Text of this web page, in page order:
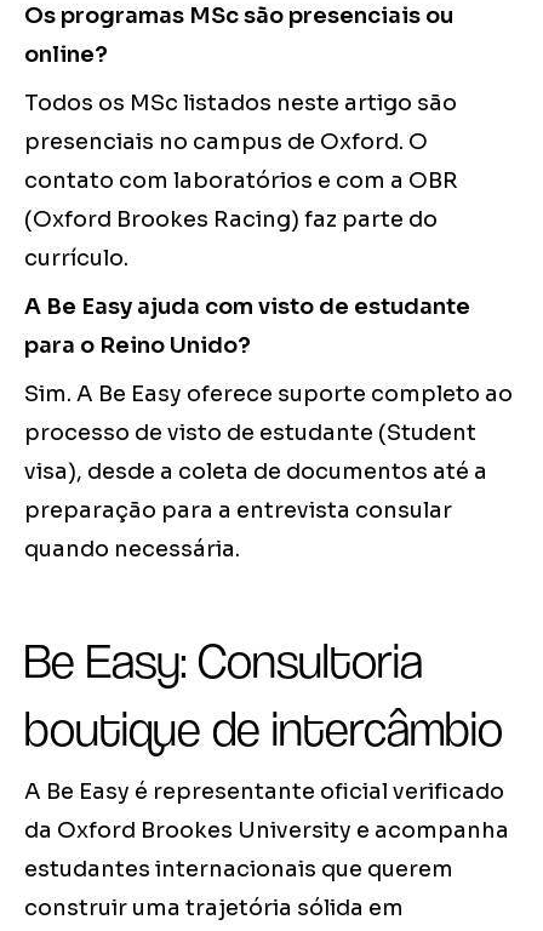
Os programas MSc são presenciais ou
online?
Todos os MSc listados neste artigo são
presenciais no campus de Oxford. O
contato com laboratórios e com a OBR
(Oxford Brookes Racing) faz parte do
currículo.
A Be Easy ajuda com visto de estudante
para o Reino Unido?
Sim. A Be Easy oferece suporte completo ao
processo de visto de estudante (Student
visa), desde a coleta de documentos até a
preparação para a entrevista consular
quando necessária.
Be Easy: Consultoria
boutique de intercâmbio
A Be Easy é representante oficial verificado
da Oxford Brookes University e acompanha
estudantes internacionais que querem
construir uma trajetória sólida em